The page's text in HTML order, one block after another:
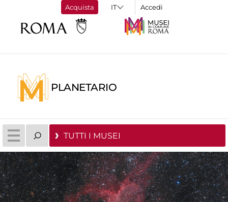
Acquista Accedi
PLANETARIO
TUTTI I MUSEI